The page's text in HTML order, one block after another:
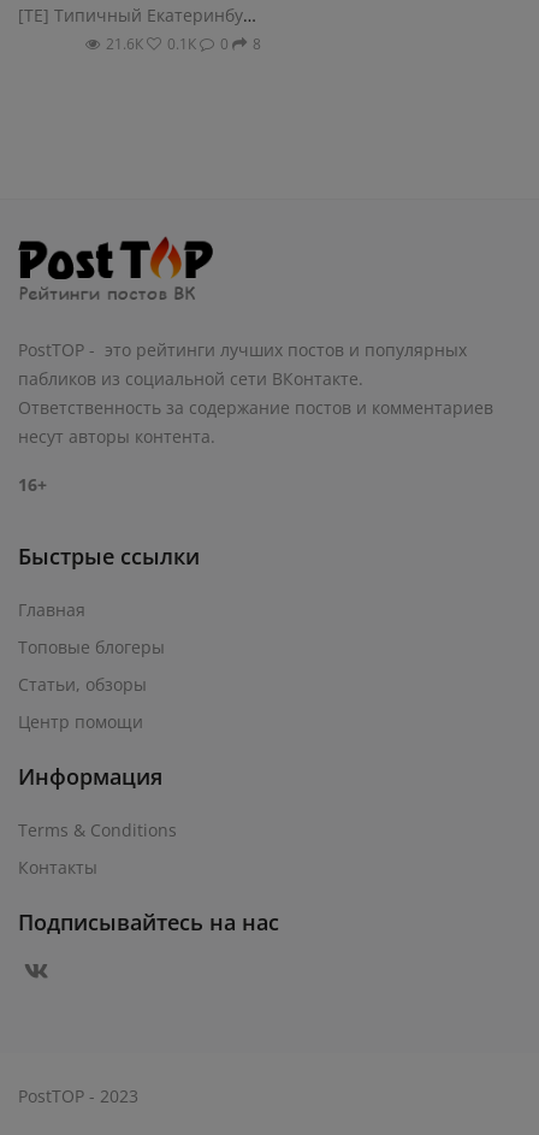
[ТЕ] Типичный Екатеринбург
21.6К 0.1К 0 8
PostTOP - это рейтинги лучших постов и популярных
пабликов из социальной сети ВКонтакте.
Ответственность за содержание постов и комментариев
несут авторы контента.
16+
Быстрые ссылки
Главная
Топовые блогеры
Статьи, обзоры
Центр помощи
Информация
Terms & Conditions
Контакты
Подписывайтесь на нас
PostTOP - 2023